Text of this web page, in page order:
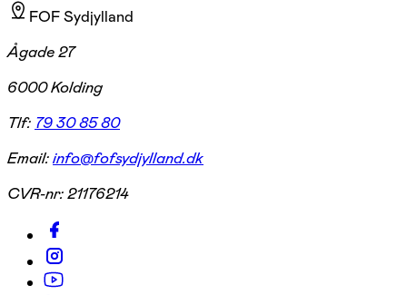
FOF Sydjylland
Ågade 27
6000 Kolding
Tlf: 79 30 85 80
Email:info@fofsydjylland.dk
CVR-nr:21176214